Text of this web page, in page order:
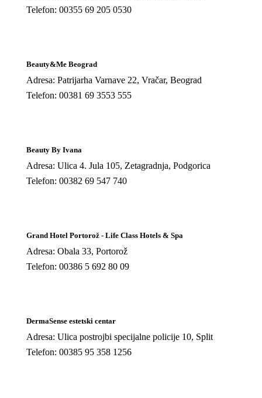
Telefon: 00355 69 205 0530
Beauty&Me Beograd
Adresa: Patrijarha Varnave 22, Vračar, Beograd
Telefon: 00381 69 3553 555
Beauty By Ivana
Adresa: Ulica 4. Jula 105, Zetagradnja, Podgorica
Telefon: 00382 69 547 740
Grand Hotel Portorož - Life Class Hotels & Spa
Adresa: Obala 33, Portorož
Telefon: 00386 5 692 80 09
DermaSense estetski centar
Adresa: Ulica postrojbi specijalne policije 10, Split
Telefon: 00385 95 358 1256